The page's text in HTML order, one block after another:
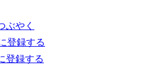
ぶやく
登録する
登録する